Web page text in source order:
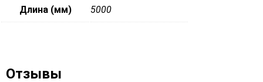
Длина (мм) 5000
Отзывы